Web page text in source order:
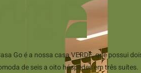
Go é a nossa casa VERDE, que possui
de seis a oito hóspedes em três suítes.